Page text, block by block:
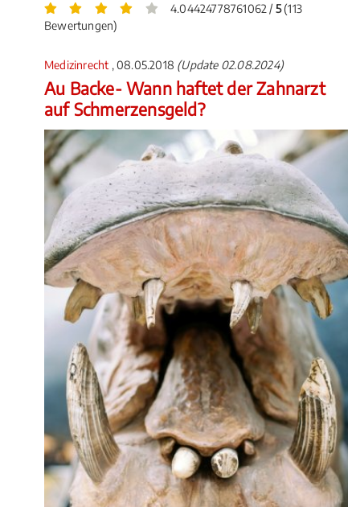
4.04424778761062 / 5(113
Bewertungen)
Medizinrecht , 08.05.2018 (Update 02.08.2024)
Au Backe- Wann haftet der Zahnarzt
auf Schmerzensgeld?